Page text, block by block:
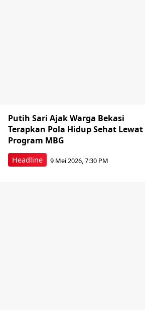
Headline
Putih Sari Ajak Warga Bekasi
Terapkan Pola Hidup Sehat Lewat
Program MBG
9 Mei 2026, 7:30 PM